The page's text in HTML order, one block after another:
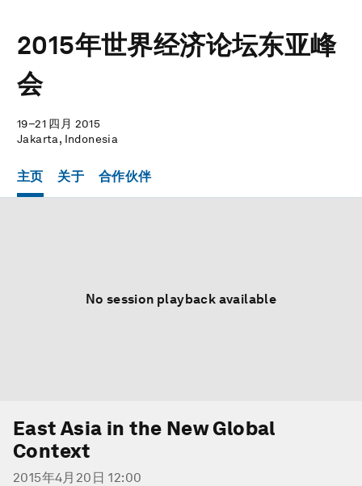
2015年世界经济论坛东亚峰
会
19–21 四月 2015
Jakarta, Indonesia
主页 关于 合作伙伴
No session playback available
East Asia in the New Global
Context
2015年4月20日 12:00